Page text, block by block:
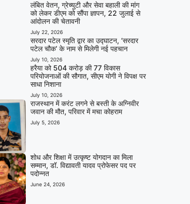
लंबित वेतन, ग्रेच्युटी और सेवा बहाली की मांग
को लेकर डीएम को सौंपा ज्ञापन, 22 जुलाई से
आंदोलन की चेतावनी
July 22, 2026
सरदार पटेल स्मृति द्वार का उद्घाटन, ‘सरदार
पटेल चौक’ के नाम से मिलेगी नई पहचान
July 10, 2026
हरैया को 504 करोड़ की 77 विकास
परियोजनाओं की सौगात, सीएम योगी ने विपक्ष पर
साधा निशाना
July 10, 2026
राजस्थान में करंट लगने से बस्ती के अग्निवीर
जवान की मौत, परिवार में मचा कोहराम
July 5, 2026
शोध और शिक्षा में उत्कृष्ट योगदान का मिला
सम्मान, डॉ. विद्यावती यादव प्रोफेसर पद पर
पदोन्नत
June 24, 2026